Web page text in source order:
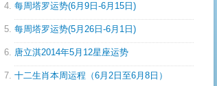
每周塔罗运势(6月9日-6月15日)
每周塔罗运势(5月26日-6月1日)
唐立淇2014年5月12星座运势
十二生肖本周运程（6月2日至6月8日）